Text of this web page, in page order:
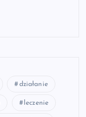
działanie
leczenie